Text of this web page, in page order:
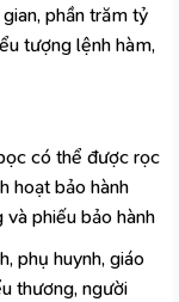
phần trăm tỷ
tượng lệnh hàm,
có thể được rọc
hoạt bảo hành
phiếu bảo hành
, phụ huynh, giáo
thương, người